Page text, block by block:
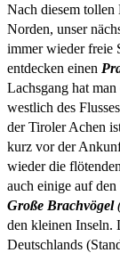
Nach diesem
Norden, unser
immer wieder freie
entdecken einen
Lachsgang hat
westlich des
der Tiroler Achen
kurz vor der
wieder die
auch einige auf
Große Brachvögel
den kleinen Inseln.
Deutschlands